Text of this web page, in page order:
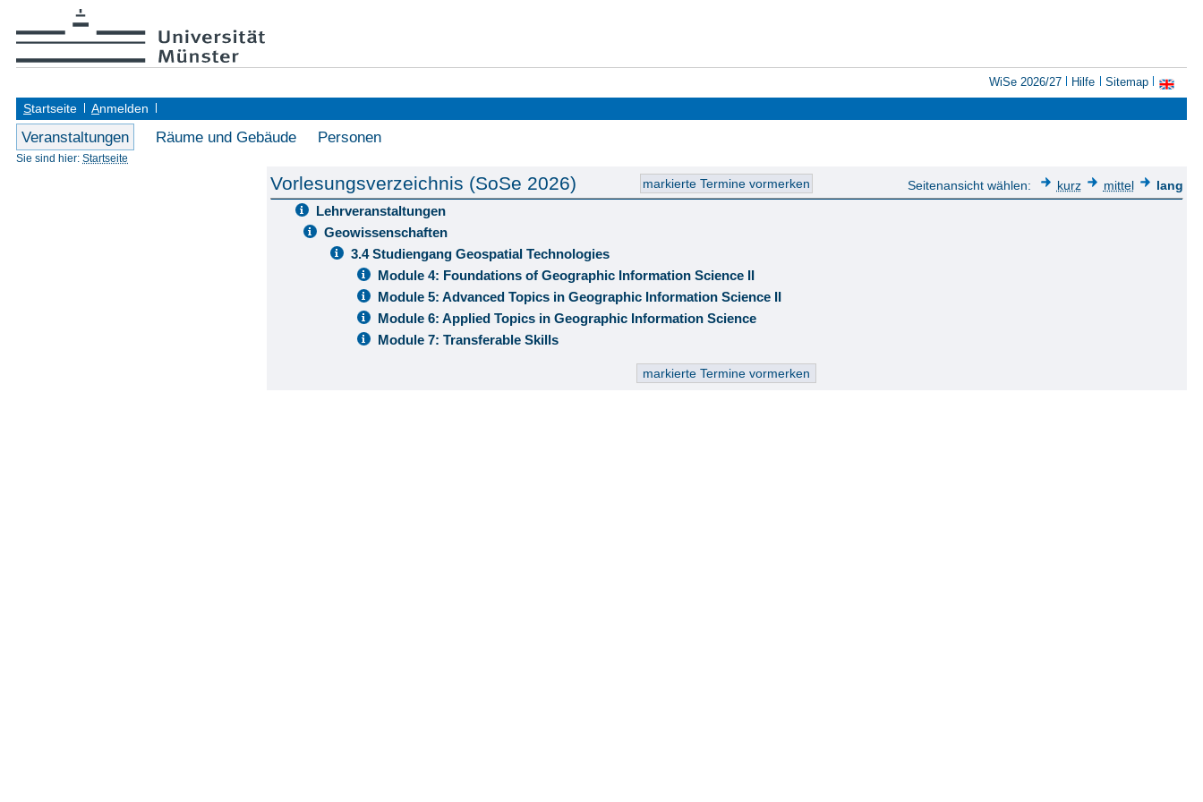
WiSe 2026/27 Hilfe
Sitemap
Startseite Anmelden
Veranstaltungen Räume und Gebäude Personen
Sie sind hier: Startseite
Vorlesungsverzeichnis (SoSe 2026) Seitenansicht wählen: kurz mittel lang
Lehrveranstaltungen
Geowissenschaften
3.4 Studiengang Geospatial Technologies
Module 4: Foundations of Geographic Information Science II
Module 5: Advanced Topics in Geographic Information Science II
Module 6: Applied Topics in Geographic Information Science
Module 7: Transferable Skills